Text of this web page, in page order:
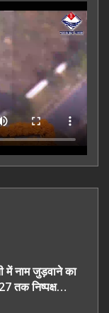
में नाम जुड़वाने का
तक निष्पक्ष